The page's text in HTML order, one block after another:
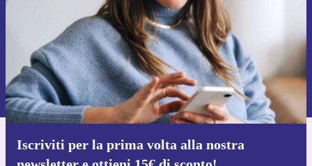
Sicurezza e tranquillità incluse
Acquistando su refurbed hai sempre:
Garanzia minima di 12 mesisu ogni smartphone ricondizionato
Reso gratuito entro 30 giorni
Unisciti a chi sceglie tecnologia affidabile, conveniente e
Iscriviti per la prima volta alla nostra
Richiedi codice sconto
Per maggiori informazioni sull’uso dei dati personali, visita la nostra
Normativa sulla privacy
Scarica l'app di refurbed
Per iOS e Android